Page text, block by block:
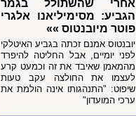
אחרי שהשתולל בגמר
הגביע: מסימיליאנו אלגרי
פוטר מיובנטוס »»
יובנטוס אמנם זכתה בגביע האיטלקי
לפני יומיים, אבל החליטה להיפרד
מהמאמן שאיבד את זה וכמעט קרע
לעצמו את החולצה עקב טעות
שיפוט: "התנהגותו אינה הולמת את
ערכי המועדון"